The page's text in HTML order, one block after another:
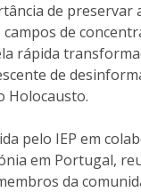
de preservar
de
rápida
de
Holocausto.
pelo IEP em
em Portugal,
da